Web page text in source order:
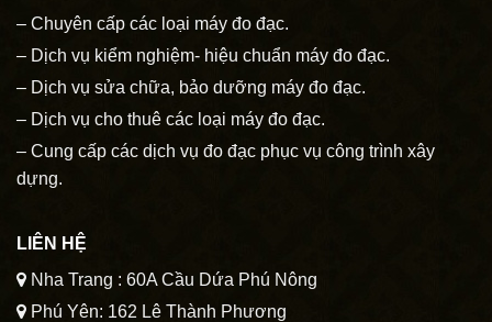
– Chuyên cấp các loại máy đo đạc.
– Dịch vụ kiểm nghiệm- hiệu chuẩn máy đo đạc.
– Dịch vụ sửa chữa, bảo dưỡng máy đo đạc.
– Dịch vụ cho thuê các loại máy đo đạc.
– Cung cấp các dịch vụ đo đạc phục vụ công trình xây
dựng.
LIÊN HỆ
Nha Trang : 60A Cầu Dứa Phú Nông
Phú Yên: 162 Lê Thành Phương